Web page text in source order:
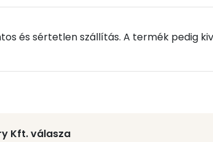
és sértetlen szállítás. A termék pedig
Kft. válasza